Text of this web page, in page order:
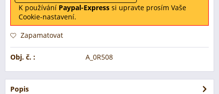
K používání Paypal-Express si upravte prosím Vaše
Cookie-nastavení.
Zapamatovat
Obj. č. : A_0R508
Popis